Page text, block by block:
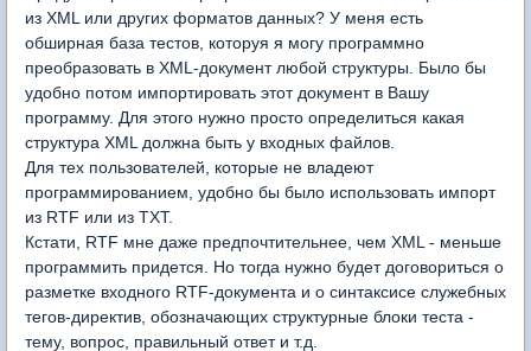
из XML или других форматов данных? У меня есть
обширная база тестов, которуя я могу программно
преобразовать в XML-документ любой структуры. Было бы
удобно потом импортировать этот документ в Вашу
программу. Для этого нужно просто определиться какая
структура XML должна быть у входных файлов.
Для тех пользователей, которые не владеют
программированием, удобно бы было использовать импорт
из RTF или из TXT.
Кстати, RTF мне даже предпочтительнее, чем XML - меньше
программить придется. Но тогда нужно будет договориться о
разметке входного RTF-документа и о синтаксисе служебных
тегов-директив, обозначающих структурные блоки теста -
тему, вопрос, правильный ответ и т.д.